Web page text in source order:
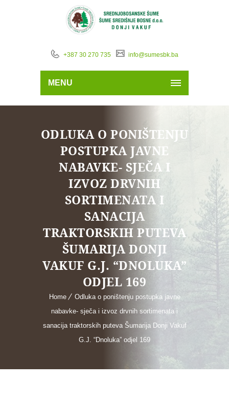
+387 30 270 735 info@sumesbk.ba
MENU
ODLUKA O PONIŠTENJU
POSTUPKA JAVNE
NABAVKE- SJEČA I
IZVOZ DRVNIH
SORTIMENATA I
SANACIJA
TRAKTORSKIH PUTEVA
ŠUMARIJA DONJI
VAKUF G.J. “DNOLUKA”
ODJEL 169
Home
Odluka o poništenju postupka javne
nabavke- sječa i izvoz drvnih sortimenata i
sanacija traktorskih puteva Šumarija Donji Vakuf
G.J. “Dnoluka” odjel 169